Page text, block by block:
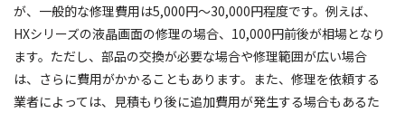
が、一般的な修理費用は5,000円～30,000円程度です。例えば、
HXシリーズの液晶画面の修理の場合、10,000円前後が相場となり
ます。ただし、部品の交換が必要な場合や修理範囲が広い場合
は、さらに費用がかかることもあります。また、修理を依頼する
業者によっては、見積もり後に追加費用が発生する場合もあるた